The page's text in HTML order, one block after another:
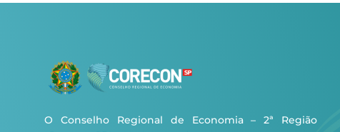
O Conselho Regional de Economia – 2ª Região